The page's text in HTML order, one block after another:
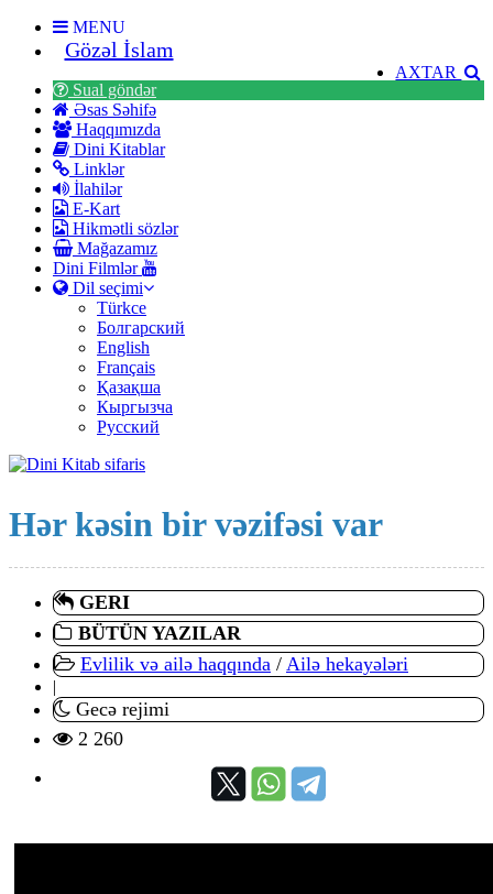
MENU
Gözəl İslam
AXTAR
Sual göndər
Əsas Səhifə
Haqqımızda
Dini Kitablar
Linklər
İlahilər
E-Kart
Hikmətli sözlər
Mağazamız
Dini Filmlər
Dil seçimi
Türkce
Болгарский
English
Français
Қазақша
Кыргызча
Русский
Hər kəsin bir vəzifəsi var
GERI
BÜTÜN YAZILAR
Evlilik və ailə haqqında / Ailə hekayələri
|
Gecə rejimi
2 260